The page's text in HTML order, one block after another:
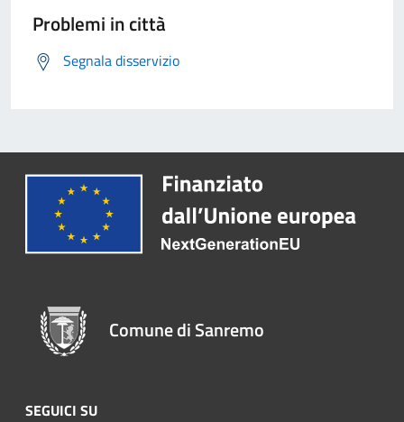
Problemi in città
Segnala disservizio
Comune di Sanremo
SEGUICI SU